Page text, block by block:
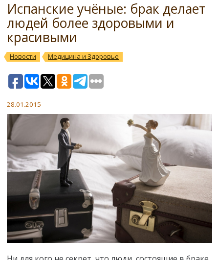
Испанские учёные: брак делает
людей более здоровыми и
красивыми
Новости Медицина и Здоровье
28.01.2015